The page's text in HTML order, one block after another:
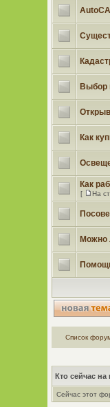
Выбор
Как
Как
[ На
Можно
Список
Кто сейчас
Сейчас этот